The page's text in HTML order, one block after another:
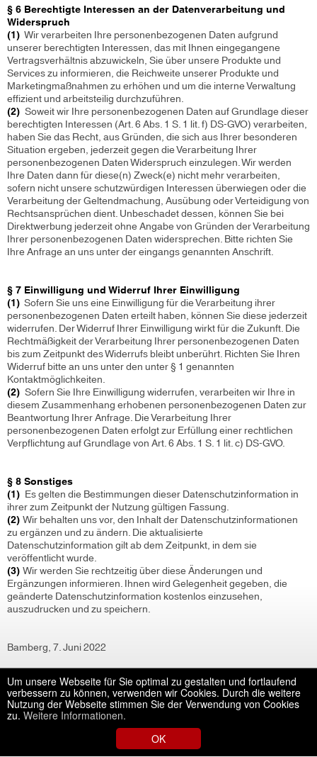
OK
Um unsere Webseite für Sie optimal zu gestalten und fortlaufend
verbessern zu können, verwenden wir Cookies. Durch die weitere
Nutzung der Webseite stimmen Sie der Verwendung von Cookies
zu. Weitere Informationen.
§ 6 Berechtigte Interessen an der Datenverarbeitung und
Widerspruch
(1) Wir verarbeiten Ihre personenbezogenen Daten aufgrund
unserer berechtigten Interessen, das mit Ihnen eingegangene
Vertragsverhältnis abzuwickeln, Sie über unsere Produkte und
Services zu informieren, die Reichweite unserer Produkte und
Marketingmaßnahmen zu erhöhen und um die interne Verwaltung
effizient und arbeitsteilig durchzuführen.
(2) Soweit wir Ihre personenbezogenen Daten auf Grundlage dieser
berechtigten Interessen (Art. 6 Abs. 1 S. 1 lit. f) DS-GVO) verarbeiten,
haben Sie das Recht, aus Gründen, die sich aus Ihrer besonderen
Situation ergeben, jederzeit gegen die Verarbeitung Ihrer
personenbezogenen Daten Widerspruch einzulegen. Wir werden
Ihre Daten dann für diese(n) Zweck(e) nicht mehr verarbeiten,
sofern nicht unsere schutzwürdigen Interessen überwiegen oder die
Verarbeitung der Geltendmachung, Ausübung oder Verteidigung von
Rechtsansprüchen dient. Unbeschadet dessen, können Sie bei
Direktwerbung jederzeit ohne Angabe von Gründen der Verarbeitung
Ihrer personenbezogenen Daten widersprechen. Bitte richten Sie
Ihre Anfrage an uns unter der eingangs genannten Anschrift.
§ 7 Einwilligung und Widerruf Ihrer Einwilligung
(1) Sofern Sie uns eine Einwilligung für die Verarbeitung ihrer
personenbezogenen Daten erteilt haben, können Sie diese jederzeit
widerrufen. Der Widerruf Ihrer Einwilligung wirkt für die Zukunft. Die
Rechtmäßigkeit der Verarbeitung Ihrer personenbezogenen Daten
bis zum Zeitpunkt des Widerrufs bleibt unberührt. Richten Sie Ihren
Widerruf bitte an uns unter den unter § 1 genannten
Kontaktmöglichkeiten.
(2) Sofern Sie Ihre Einwilligung widerrufen, verarbeiten wir Ihre in
diesem Zusammenhang erhobenen personenbezogenen Daten zur
Beantwortung Ihrer Anfrage. Die Verarbeitung Ihrer
personenbezogenen Daten erfolgt zur Erfüllung einer rechtlichen
Verpflichtung auf Grundlage von Art. 6 Abs. 1 S. 1 lit. c) DS-GVO.
§ 8 Sonstiges
(1) Es gelten die Bestimmungen dieser Datenschutzinformation in
ihrer zum Zeitpunkt der Nutzung gültigen Fassung.
(2)Wir behalten uns vor, den Inhalt der Datenschutzinformationen
zu ergänzen und zu ändern. Die aktualisierte
Datenschutzinformation gilt ab dem Zeitpunkt, in dem sie
veröffentlicht wurde.
(3)Wir werden Sie rechtzeitig über diese Änderungen und
Ergänzungen informieren. Ihnen wird Gelegenheit gegeben, die
geänderte Datenschutzinformation kostenlos einzusehen,
auszudrucken und zu speichern.
Bamberg, 7. Juni 2022
>>Datenschutzerklärung Karten- & Abo-Verkauf zum Download